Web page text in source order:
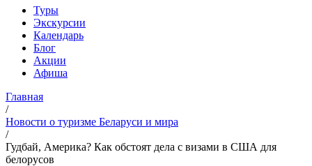
Туры
Экскурсии
Календарь
Блог
Акции
Афиша
Главная
/
Новости о туризме Беларуси и мира
/
Гудбай, Америка? Как обстоят дела с визами в США для
белорусов